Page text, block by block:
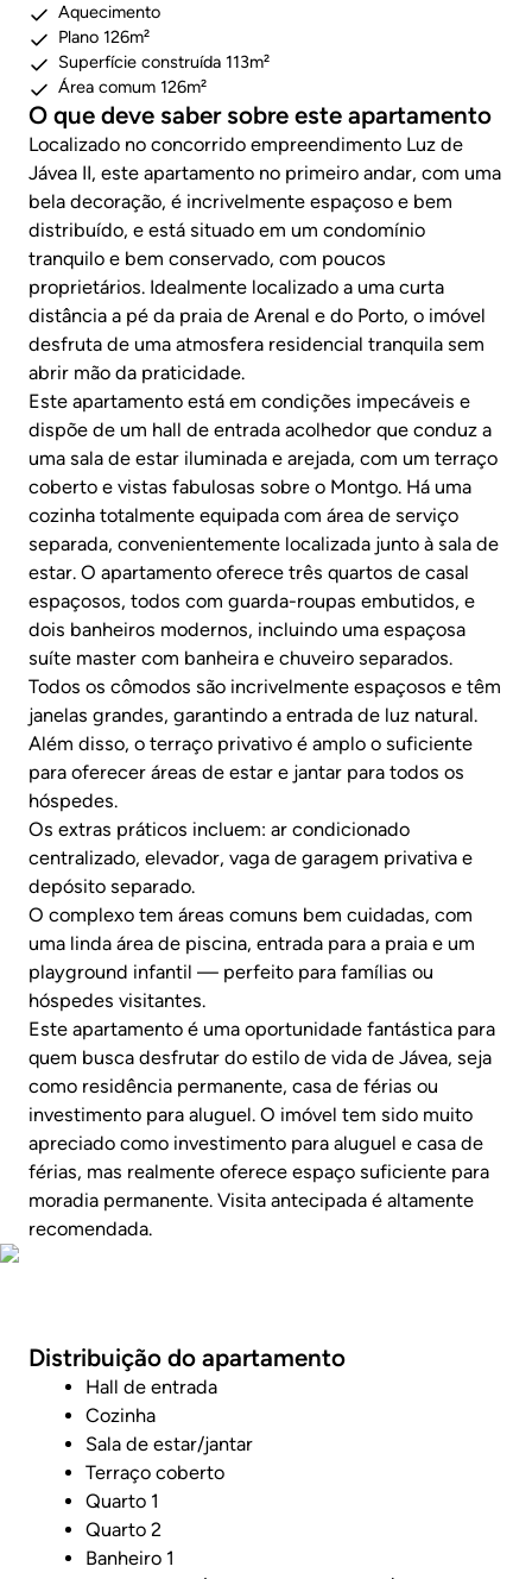
Aquecimento
Plano 126m²
Superfície construída 113m²
Área comum 126m²
O que deve saber sobre este apartamento
Localizado no concorrido empreendimento Luz de
Jávea II, este apartamento no primeiro andar, com uma
bela decoração, é incrivelmente espaçoso e bem
distribuído, e está situado em um condomínio
tranquilo e bem conservado, com poucos
proprietários. Idealmente localizado a uma curta
distância a pé da praia de Arenal e do Porto, o imóvel
desfruta de uma atmosfera residencial tranquila sem
abrir mão da praticidade.
Este apartamento está em condições impecáveis e
dispõe de um hall de entrada acolhedor que conduz a
uma sala de estar iluminada e arejada, com um terraço
coberto e vistas fabulosas sobre o Montgo. Há uma
cozinha totalmente equipada com área de serviço
separada, convenientemente localizada junto à sala de
estar. O apartamento oferece três quartos de casal
espaçosos, todos com guarda-roupas embutidos, e
dois banheiros modernos, incluindo uma espaçosa
suíte master com banheira e chuveiro separados.
Todos os cômodos são incrivelmente espaçosos e têm
janelas grandes, garantindo a entrada de luz natural.
Além disso, o terraço privativo é amplo o suficiente
para oferecer áreas de estar e jantar para todos os
hóspedes.
Os extras práticos incluem: ar condicionado
centralizado, elevador, vaga de garagem privativa e
depósito separado.
O complexo tem áreas comuns bem cuidadas, com
uma linda área de piscina, entrada para a praia e um
playground infantil — perfeito para famílias ou
hóspedes visitantes.
Este apartamento é uma oportunidade fantástica para
quem busca desfrutar do estilo de vida de Jávea, seja
como residência permanente, casa de férias ou
investimento para aluguel. O imóvel tem sido muito
apreciado como investimento para aluguel e casa de
férias, mas realmente oferece espaço suficiente para
moradia permanente. Visita antecipada é altamente
recomendada.
Distribuição do apartamento
Hall de entrada
Cozinha
Sala de estar/jantar
Terraço coberto
Quarto 1
Quarto 2
Banheiro 1